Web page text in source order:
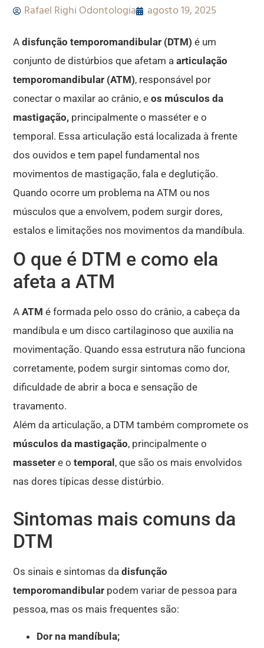
Rafael Righi Odontologia agosto 19, 2025
Adisfunção temporomandibular (DTM) é um
conjunto de distúrbios que afetam aarticulação
temporomandibular (ATM), responsável por
conectar o maxilar ao crânio, eos músculos da
mastigação, principalmente o masséter e o
temporal. Essa articulação está localizada à frente
dos ouvidos e tem papel fundamental nos
movimentos de mastigação, fala e deglutição.
Quando ocorre um problema na ATM ou nos
músculos que a envolvem, podem surgir dores,
estalos e limitações nos movimentos da mandíbula.
O que é DTM e como ela
afeta a ATM
AATM é formada pelo osso do crânio, a cabeça da
mandíbula e um disco cartilaginoso que auxilia na
movimentação. Quando essa estrutura não funciona
corretamente, podem surgir sintomas como dor,
dificuldade de abrir a boca e sensação de
travamento.
Além da articulação, a DTM também compromete os
músculos da mastigação, principalmente o
masseter e otemporal , que são os mais envolvidos
nas dores típicas desse distúrbio.
Sintomas mais comuns da
DTM
Os sinais e sintomas dadisfunção
temporomandibular podem variar de pessoa para
pessoa, mas os mais frequentes são:
Dor na mandíbula;